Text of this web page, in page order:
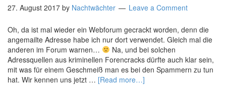
27. August 2017 by Nachtwächter Leave a Comment
Oh, da ist mal wieder ein Webforum gecrackt worden, denn die
angemailte Adresse habe ich nur dort verwendet. Gleich mal die
anderen im Forum warnen…
Na, und bei solchen
Adressquellen aus kriminellen Forencracks dürfte auch klar sein,
mit was für einem Geschmeiß man es bei den Spammern zu tun
hat. Wir kennen uns jetzt … [Read more…]